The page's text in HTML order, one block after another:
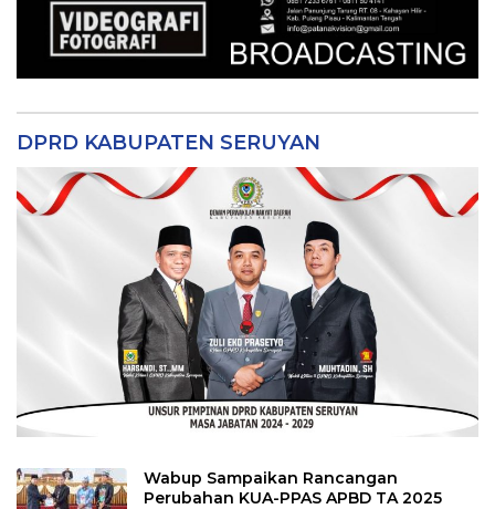
DPRD KABUPATEN SERUYAN
Wabup Sampaikan Rancangan
Perubahan KUA-PPAS APBD TA 2025